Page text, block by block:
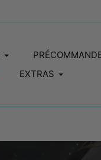
EXTRAS